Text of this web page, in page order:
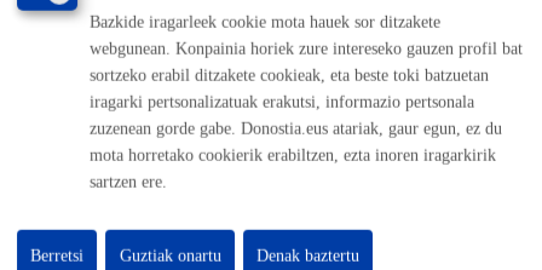
Musika eta Dantza Eskola - Txistulari taldearen emanaldien
eskabidea
Bazkide iragarleek cookie mota hauek sor ditzakete
webgunean. Konpainia horiek zure intereseko gauzen profil bat
sortzeko erabil ditzakete cookieak, eta beste toki batzuetan
iragarki pertsonalizatuak erakutsi, informazio pertsonala
zuzenean gorde gabe. Donostia.eus atariak, gaur egun, ez du
mota horretako cookierik erabiltzen, ezta inoren iragarkirik
sartzen ere.
Denak baztertu
Berretsi Guztiak onartu